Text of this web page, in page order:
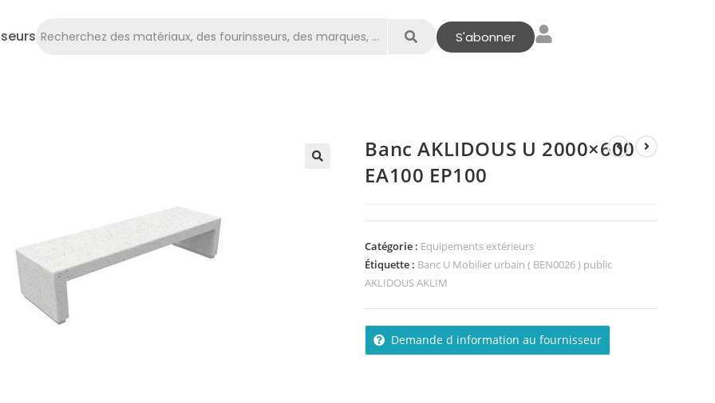
S'abonner
Banc AKLIDOUS U 2000×600
EA100 EP100
Catégorie : Equipements extérieurs
Étiquette : Banc U Mobilier urbain ( BEN0026 ) public
AKLIDOUS AKLIM
Demande d information au fournisseur